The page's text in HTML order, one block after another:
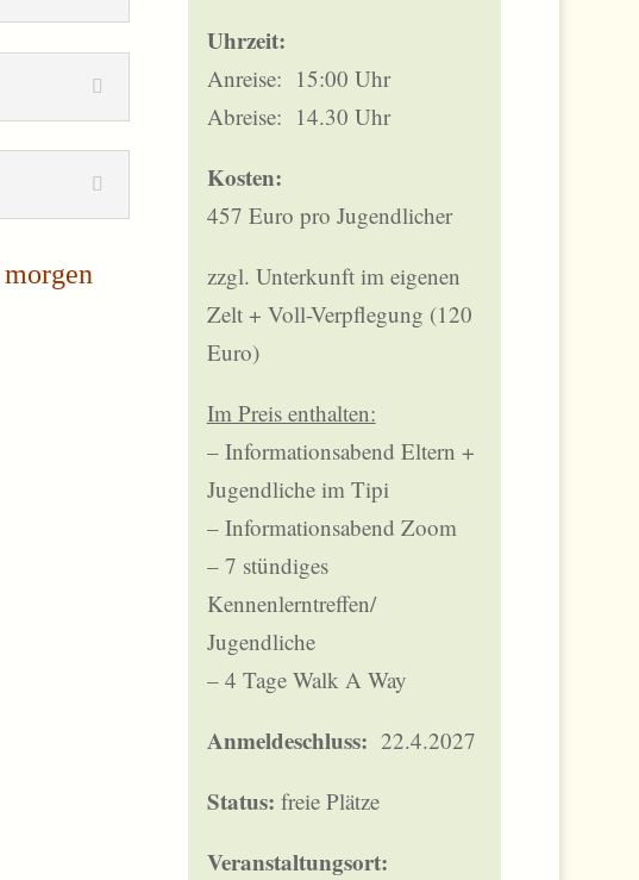
Uhrzeit:
Anreise: 15:00 Uhr
Abreise: 14.30 Uhr
Kosten:
457 Euro pro Jugendlicher
zzgl. Unterkunft im eigenen
Zelt + Voll-Verpflegung (120
Euro)
Im Preis enthalten:
– Informationsabend Eltern +
Jugendliche im Tipi
– Informationsabend Zoom
– 7 stündiges
Kennenlerntreffen/
Jugendliche
– 4 Tage Walk A Way
Anmeldeschluss: 22.4.2027
Status: freie Plätze
Veranstaltungsort: